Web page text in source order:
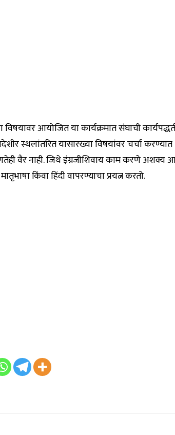
आयोजित या कार्यक्रमात संघाची
स्थलांतरित यासारख्या विषयांवर चर्चा करण्यात
वैर नाही. जिथे इंग्रजीशिवाय काम करणे अशक्य
किंवा हिंदी वापरण्याचा प्रयत्न करतो.